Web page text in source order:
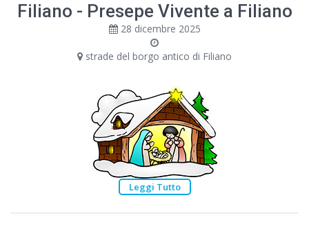
Filiano - Presepe Vivente a Filiano
28 dicembre 2025
strade del borgo antico di Filiano
Leggi Tutto